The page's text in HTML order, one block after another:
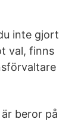
inte gjort
val, finns
beror på